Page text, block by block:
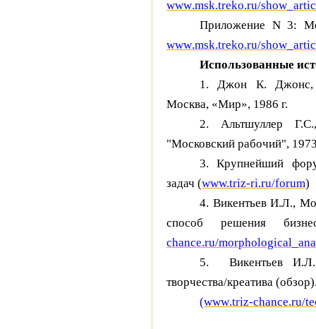
www.msk.treko.ru/show
Приложение N 3:
www.msk.treko.ru/show
Использованные
1. Джон К. Джонс,
Москва, «Мир», 1986 г.
2. Альтшуллер
"Московский рабочий",
3. Крупнейший
задач (www.triz-ri.ru/forum)
4. Викентьев И.Л.,
способ решения
chance.ru/morphological
5. Викентьев И.Л.,
творчества/креатива
(www.triz-chance.ru/